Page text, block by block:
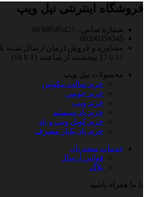
فروشگاه اینترنتی نیل ویپ
شماره تماس : 09308585425
09390354545
مشاوره و فروش (زمان ارسال شنبه
11 تا 17 پنجشنبه از ساعت 11 تا 14)
محصولات نیل ویپ
خرید سالت نیکوتین
خرید جویس
خرید ویپ
خرید پاد سیستم
خرید کویل ویپ و پاد
خرید پاد یکبار مصرف
خدمات مشتریان
قوانین ارسال
بلاگ
با ما همراه باشید